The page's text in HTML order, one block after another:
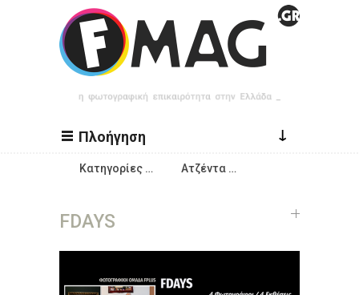
Παράκαμψη προς το κυρίως περιεχόμενο
Πλοήγηση ↓
Κατηγορίες … Ατζέντα …
FDAYS